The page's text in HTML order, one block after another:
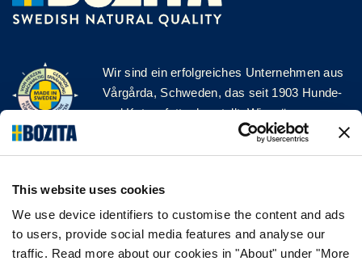
This website uses cookies
We use device identifiers to customise the content and ads
to users, provide social media features and analyse our
traffic. Read more about our cookies in "About" under "More
Wir sind ein erfolgreiches Unternehmen aus
Vårgårda, Schweden, das seit 1903 Hunde-
und Katzenfutter herstellt. Wir mögen es
natürlich und einfach. Wir stellen unser
Hunde- und Katzenfutter aus hochwertigen
FOLGE UNS AUF SOCIAL MEDIA